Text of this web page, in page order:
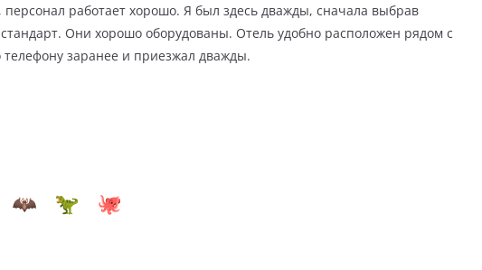
работает хорошо. Я был здесь дважды, сначала выбрав
Они хорошо оборудованы. Отель удобно расположен рядом с
заранее и приезжал дважды.